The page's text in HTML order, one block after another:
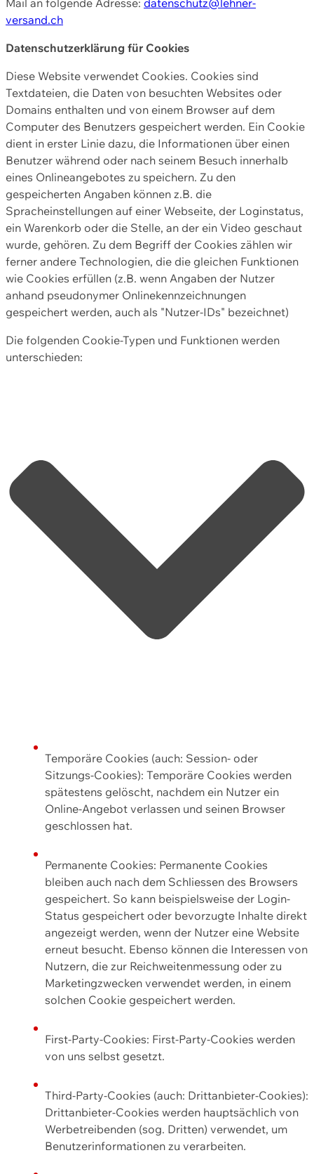
versand.ch
Datenschutzerklärung für Cookies
Diese Website verwendet Cookies. Cookies sind
Textdateien, die Daten von besuchten Websites oder
Domains enthalten und von einem Browser auf dem
Computer des Benutzers gespeichert werden. Ein Cookie
dient in erster Linie dazu, die Informationen über einen
Benutzer während oder nach seinem Besuch innerhalb
eines Onlineangebotes zu speichern. Zu den
gespeicherten Angaben können z.B. die
Spracheinstellungen auf einer Webseite, der Loginstatus,
ein Warenkorb oder die Stelle, an der ein Video geschaut
wurde, gehören. Zu dem Begriff der Cookies zählen wir
ferner andere Technologien, die die gleichen Funktionen
wie Cookies erfüllen (z.B. wenn Angaben der Nutzer
anhand pseudonymer Onlinekennzeichnungen
gespeichert werden, auch als "Nutzer-IDs" bezeichnet)
Die folgenden Cookie-Typen und Funktionen werden
unterschieden:
Temporäre Cookies (auch: Session- oder
Sitzungs-Cookies): Temporäre Cookies werden
spätestens gelöscht, nachdem ein Nutzer ein
Online-Angebot verlassen und seinen Browser
geschlossen hat.
Permanente Cookies: Permanente Cookies
bleiben auch nach dem Schliessen des Browsers
gespeichert. So kann beispielsweise der Login-
Status gespeichert oder bevorzugte Inhalte direkt
angezeigt werden, wenn der Nutzer eine Website
erneut besucht. Ebenso können die Interessen von
Nutzern, die zur Reichweitenmessung oder zu
Marketingzwecken verwendet werden, in einem
solchen Cookie gespeichert werden.
First-Party-Cookies: First-Party-Cookies werden
von uns selbst gesetzt.
Third-Party-Cookies (auch: Drittanbieter-Cookies):
Drittanbieter-Cookies werden hauptsächlich von
Werbetreibenden (sog. Dritten) verwendet, um
Benutzerinformationen zu verarbeiten.